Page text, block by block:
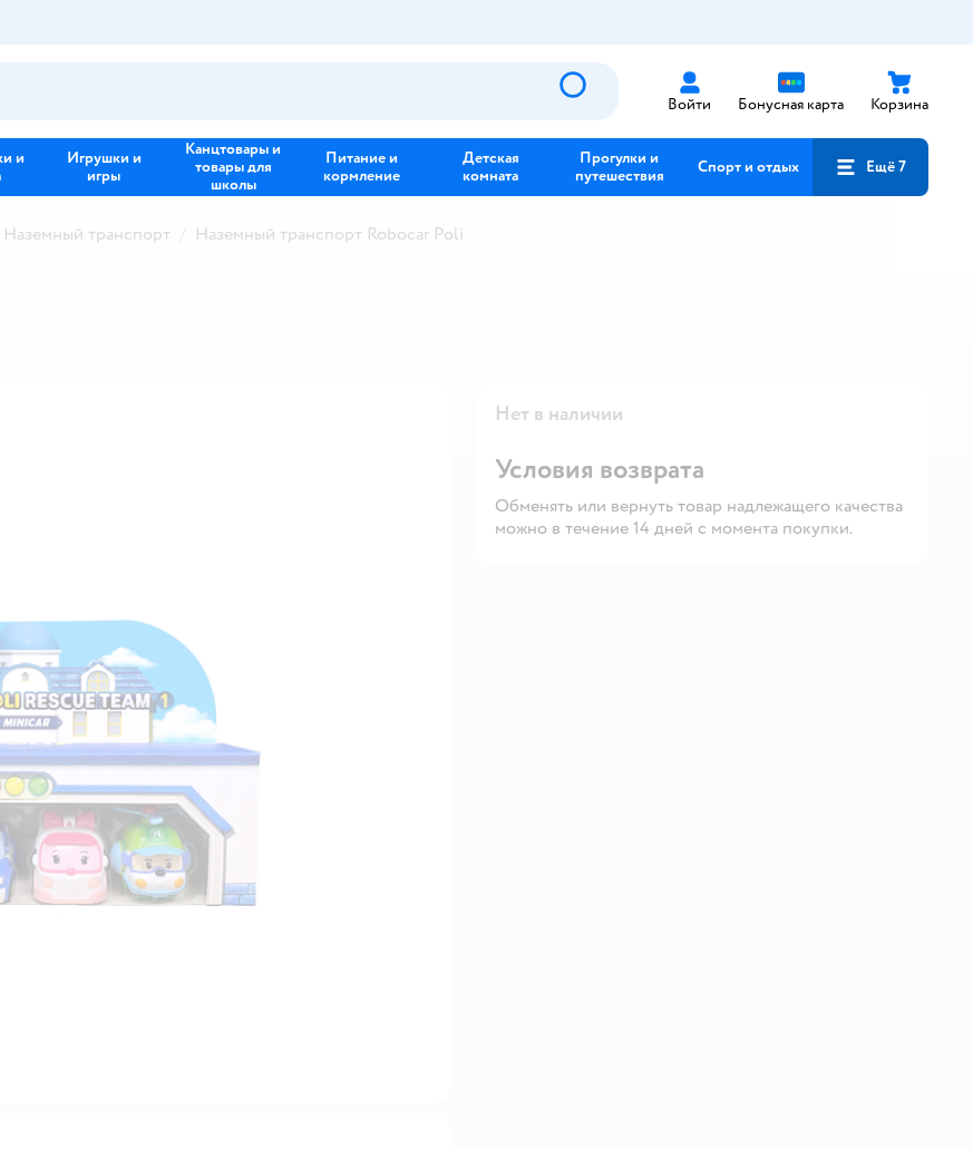
Войти Бонусная карта Корзина
и
Игрушки и
игры
Канцтовары и
товары для
школы
Питание и
кормление
Детская
комната
Прогулки и
путешествия
Спорт и отдых Ещё 7
Наземный транспорт Наземный транспорт Robocar Poli
Нет в наличии
Условия возврата
Обменять или вернуть товар надлежащего качества
можно в течение 14 дней с момента покупки.